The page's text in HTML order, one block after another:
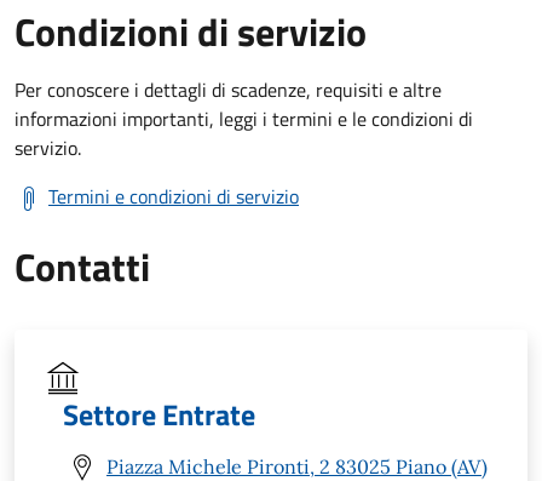
Condizioni di servizio
Per conoscere i dettagli di scadenze, requisiti e altre
informazioni importanti, leggi i termini e le condizioni di
servizio.
Termini e condizioni di servizio
Contatti
Settore Entrate
Piazza Michele Pironti, 2 83025 Piano (AV)